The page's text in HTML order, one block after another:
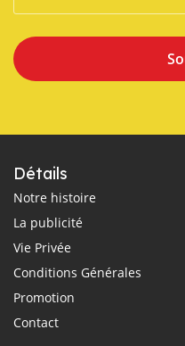
Détails
Notre histoire
La publicité
Vie Privée
Conditions Générales
Promotion
Contact